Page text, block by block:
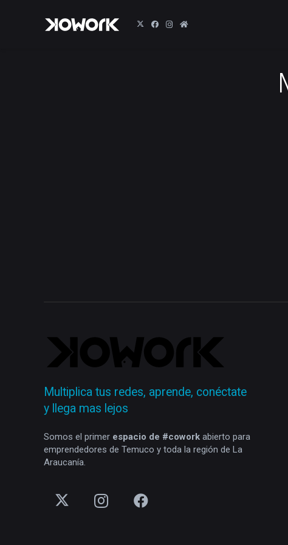
Multiplica tus redes, aprende, conéctate
y llega mas lejos
Somos el primer espacio de #cowork abierto para
emprendedores de Temuco y toda la región de La
Araucanía.